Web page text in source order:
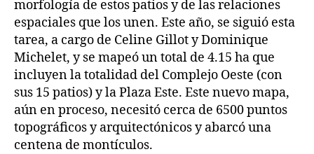
morfología de estos patios y de las relaciones
espaciales que los unen. Este año, se siguió esta
tarea, a cargo de Celine Gillot y Dominique
Michelet, y se mapeó un total de 4.15 ha que
incluyen la totalidad del Complejo Oeste (con
sus 15 patios) y la Plaza Este. Este nuevo mapa,
aún en proceso, necesitó cerca de 6500 puntos
topográficos y arquitectónicos y abarcó una
centena de montículos.